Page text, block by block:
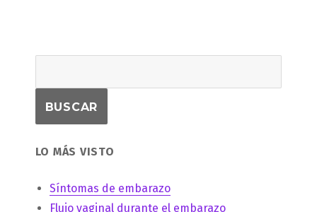
LO MÁS VISTO
Síntomas de embarazo
Flujo vaginal durante el embarazo